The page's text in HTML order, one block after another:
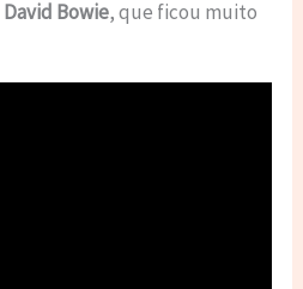
David Bowie, que ficou muito